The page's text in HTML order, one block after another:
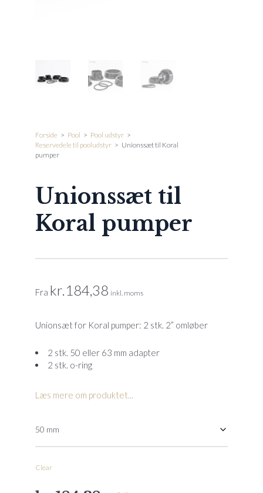
Forside > Pool > Pool udstyr >
Reservedele til pooludstyr > Unionssæt til Koral
pumper
Unionssæt til
Koral pumper
Fra kr. 184,38 inkl. moms
Unionsæt for Koral pumper: 2 stk. 2” omløber
2 stk. 50 eller 63 mm adapter
2 stk. o-ring
Læs mere om produktet...
Clear